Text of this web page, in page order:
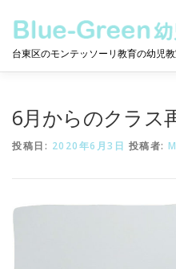
ツ
台東区のモンテッソーリ教育の幼児
6月からのクラス
投稿日: 2020年6月3日 投稿者: